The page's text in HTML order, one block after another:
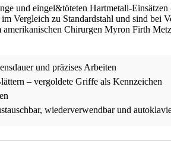
und eingel&töteten Hartmetall-
Vergleich zu Standardstahl und sind bei
Chirurgen Myron Firth
und präzises Arbeiten
– vergoldete Griffe als Kennzeichen
wiederverwendbar und